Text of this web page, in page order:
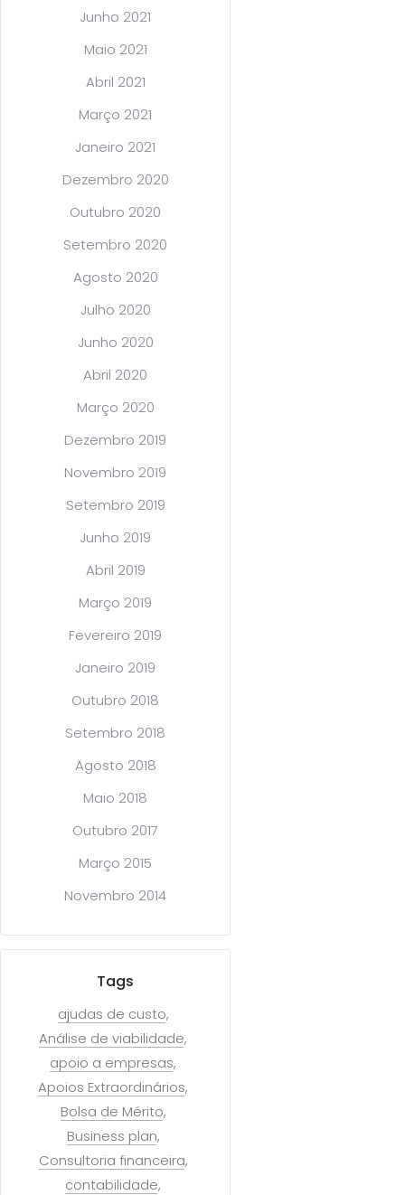
Junho 2021
Maio 2021
Abril 2021
Março 2021
Janeiro 2021
Dezembro 2020
Outubro 2020
Setembro 2020
Agosto 2020
Julho 2020
Junho 2020
Abril 2020
Março 2020
Dezembro 2019
Novembro 2019
Setembro 2019
Junho 2019
Abril 2019
Março 2019
Fevereiro 2019
Janeiro 2019
Outubro 2018
Setembro 2018
Agosto 2018
Maio 2018
Outubro 2017
Março 2015
Novembro 2014
Tags
ajudas de custo
Análise de viabilidade
apoio a empresas
Apoios Extraordinários
Bolsa de Mérito
Business plan
Consultoria financeira
contabilidade